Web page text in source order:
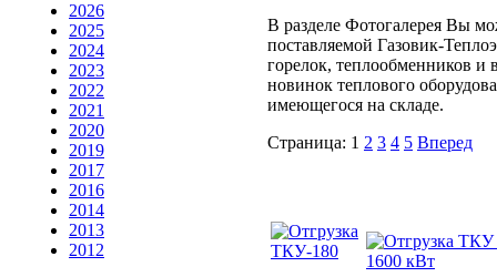
2026
2025
2024
2023
2022
2021
2020
2019
2017
2016
2014
2013
2012
В разделе Фотогалерея Вы
поставляемой Газовик-
горелок, теплообменников и
новинок теплового
имеющегося на складе.
Страница: 1 2 3 4 5 Вперед